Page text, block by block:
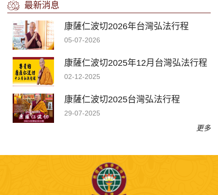
最新消息
康薩仁波切2026年台灣弘法行程
05-07-2026
康薩仁波切2025年12月台灣弘法行程
02-12-2025
康薩仁波切2025台灣弘法行程
29-07-2025
更多